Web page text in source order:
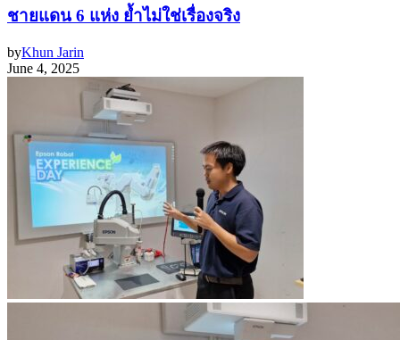
ชายแดน 6 แห่ง ย้ำไม่ใช่เรื่องจริง
byKhun Jarin
June 4, 2025